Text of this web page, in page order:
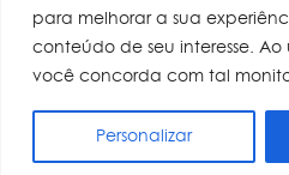
para melhorar a sua
conteúdo de seu interesse. Ao
você concorda com tal
Personalizar
AGENDE